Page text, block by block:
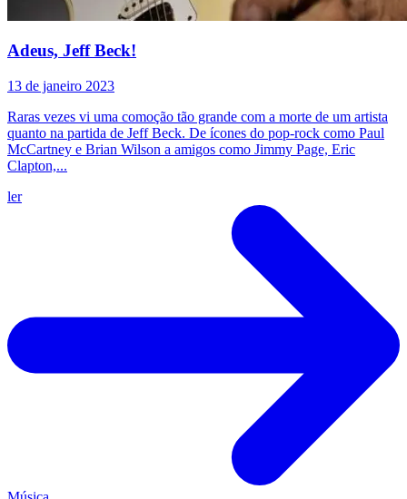
Adeus, Jeff Beck!
13 de janeiro 2023
Raras vezes vi uma comoção tão grande com a morte de um artista
quanto na partida de Jeff Beck. De ícones do pop-rock como Paul
McCartney e Brian Wilson a amigos como Jimmy Page, Eric
Clapton,...
ler